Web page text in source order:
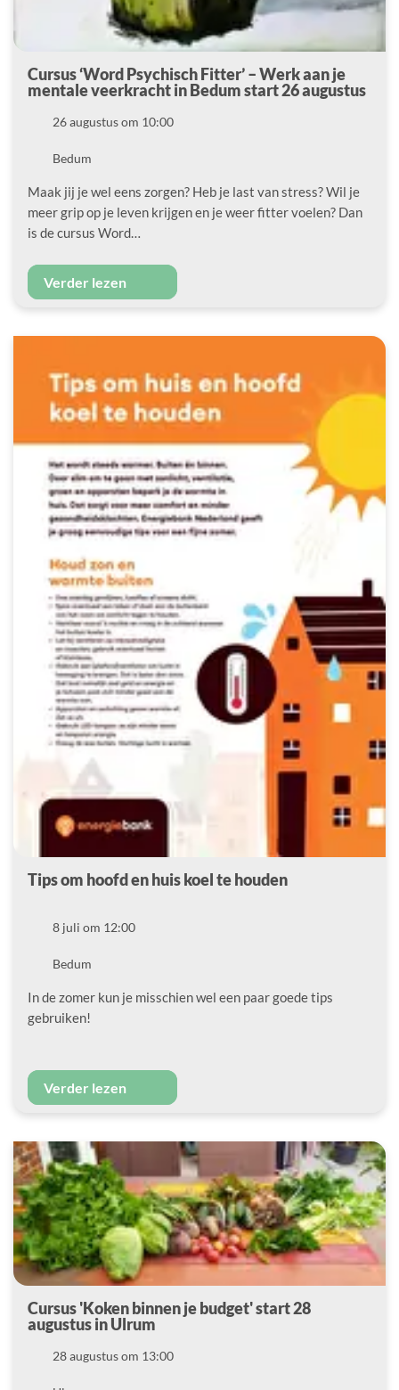
Cursus ‘Word Psychisch Fitter’ – Werk aan je
mentale veerkracht in Bedum start 26 augustus
Datum26 augustus om 10:00
LocatieBedum
Maak jij je wel eens zorgen? Heb je last van stress? Wil je
meer grip op je leven krijgen en je weer fitter voelen? Dan
is de cursus Word…
Verder lezen
Tips om hoofd en huis koel te houden
Datum8 juli om 12:00
LocatieBedum
In de zomer kun je misschien wel een paar goede tips
gebruiken!
Verder lezen
Cursus 'Koken binnen je budget' start 28
augustus in Ulrum
Datum28 augustus om 13:00